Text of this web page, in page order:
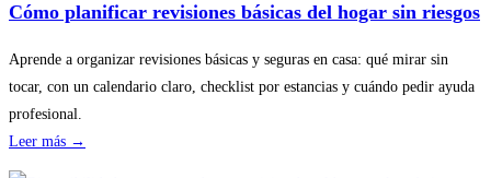
Cómo planificar revisiones básicas del hogar sin riesgos
Aprende a organizar revisiones básicas y seguras en casa: qué mirar sin
tocar, con un calendario claro, checklist por estancias y cuándo pedir ayuda
profesional.
Leer más →